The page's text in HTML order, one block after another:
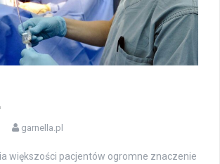
garnella.pl
większości pacjentów ogromne znaczenie